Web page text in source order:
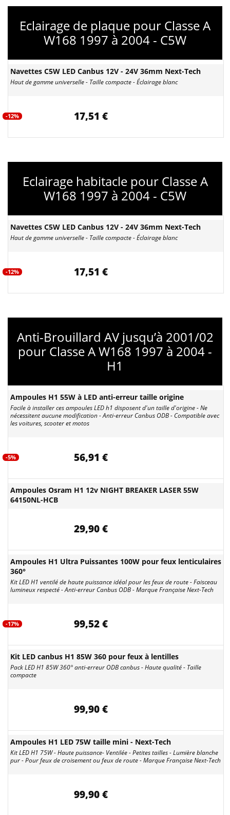
Eclairage de plaque pour Classe A
W168 1997 à 2004 - C5W
Navettes C5W LED Canbus 12V - 24V 36mm Next-Tech
Haut de gamme universelle - Taille compacte - Éclairage blanc
-12% 17,51 €
Eclairage habitacle pour Classe A
W168 1997 à 2004 - C5W
Navettes C5W LED Canbus 12V - 24V 36mm Next-Tech
Haut de gamme universelle - Taille compacte - Éclairage blanc
-12% 17,51 €
Anti-Brouillard AV jusqu’à 2001/02
pour Classe A W168 1997 à 2004 -
H1
Ampoules H1 55W à LED anti-erreur taille origine
Facile à installer ces ampoules LED h1 disposent d'un taille d'origine - Ne
nécessitent aucune modification - Anti-erreur Canbus ODB - Compatible avec
les voitures, scooter et motos
-5% 56,91 €
Ampoules Osram H1 12v NIGHT BREAKER LASER 55W
64150NL-HCB
29,90 €
Ampoules H1 Ultra Puissantes 100W pour feux lenticulaires
360°
Kit LED H1 ventilé de haute puissance idéal pour les feux de route - Faisceau
lumineux respecté - Anti-erreur Canbus ODB - Marque Française Next-Tech
-17% 99,52 €
Kit LED canbus H1 85W 360 pour feux à lentilles
Pack LED H1 85W 360° anti-erreur ODB canbus - Haute qualité - Taille
compacte
99,90 €
Ampoules H1 LED 75W taille mini - Next-Tech
Kit LED H1 75W - Haute puissance- Ventilée - Petites tailles - Lumière blanche
pur - Pour feux de croisement ou feux de route - Marque Française Next-Tech
99,90 €